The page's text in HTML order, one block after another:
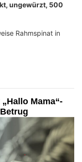
ungewürzt, 500
Rahmspinat in
Mama“-